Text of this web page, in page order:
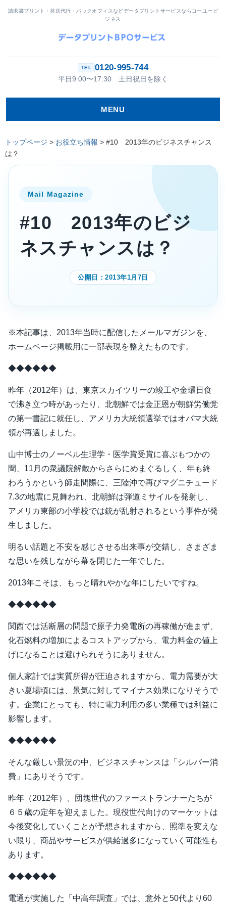
請求書プリント・発送代行・バックオフィスなどデータプリントサービスならコーユービ
ジネス
0120-995-744
平日9:00〜17:30 土日祝日を除く
MENU
トップページ > お役立ち情報 > #10 2013年のビジネスチャンス
は？
Mail Magazine
#10 2013年のビジ
ネスチャンスは？
公開日：2013年1月7日
※本記事は、2013年当時に配信したメールマガジンを、
ホームページ掲載用に一部表現を整えたものです。
◆◆◆◆◆◆
昨年（2012年）は、東京スカイツリーの竣工や金環日食
で沸き立つ時があったり、北朝鮮では金正恩が朝鮮労働党
の第一書記に就任し、アメリカ大統領選挙ではオバマ大統
領が再選しました。
山中博士のノーベル生理学・医学賞受賞に喜ぶもつかの
間、11月の衆議院解散からさらにめまぐるしく、年も終
わろうかという師走間際に、三陸沖で再びマグニチュード
7.3の地震に見舞われ、北朝鮮は弾道ミサイルを発射し、
アメリカ東部の小学校では銃が乱射されるという事件が発
生しました。
明るい話題と不安を感じさせる出来事が交錯し、さまざま
な思いを残しながら幕を閉じた一年でした。
2013年こそは、もっと晴れやかな年にしたいですね。
◆◆◆◆◆◆
関西では活断層の問題で原子力発電所の再稼働が進まず、
化石燃料の増加によるコストアップから、電力料金の値上
げになることは避けられそうにありません。
個人家計では実質所得が圧迫されますから、電力需要が大
きい夏場頃には、景気に対してマイナス効果になりそうで
す。企業にとっても、特に電力利用の多い業種では利益に
影響します。
◆◆◆◆◆◆
そんな厳しい景況の中、ビジネスチャンスは「シルバー消
費」にありそうです。
昨年（2012年）、団塊世代のファーストランナーたちが
６５歳の定年を迎えました。現役世代向けのマーケットは
今後変化していくことが予想されますから、照準を変えな
い限り、商品やサービスが供給過多になっていく可能性も
あります。
◆◆◆◆◆◆
電通が実施した「中高年調査」では、意外と50代より60